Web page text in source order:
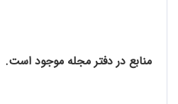
منابع در دفتر مجله موجود است.